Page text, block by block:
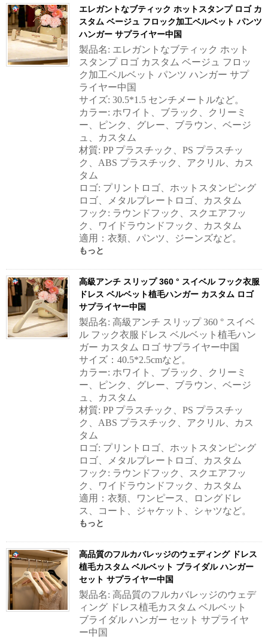
エレガントなブティック ホットスタンプ ロゴ カ
スタム ベージュ フロック加工ベルベット パンツ
ハンガー サプライヤー中国
製品名: エレガントなブティック ホット
スタンプ ロゴ カスタム ベージュ フロッ
ク加工ベルベット パンツ ハンガー サプ
ライヤー中国
サイズ: 30.5*1.5 センチメートルなど。
カラー: ホワイト、ブラック、クリーミ
ー、ピンク、グレー、ブラウン、ベージ
ュ、カスタム
材質: PP プラスチック、PS プラスチッ
ク、ABS プラスチック、アクリル、カス
タム
ロゴ: プリントロゴ、ホットスタンピング
ロゴ、メタルプレートロゴ、カスタム
フック: ラウンドフック、スクエアフッ
ク、ワイドラウンドフック、カスタム
適用：衣類、パンツ、ジーンズなど。
もっと
高級アンチ スリップ 360 ° スイベル フック衣服
ドレス ベルベット植毛ハンガー カスタム ロゴ
サプライヤー中国
製品名: 高級アンチ スリップ 360 ° スイベ
ル フック衣服ドレス ベルベット植毛ハン
ガー カスタム ロゴ サプライヤー中国
サイズ：40.5*2.5cmなど。
カラー: ホワイト、ブラック、クリーミ
ー、ピンク、グレー、ブラウン、ベージ
ュ、カスタム
材質: PP プラスチック、PS プラスチッ
ク、ABS プラスチック、アクリル、カス
タム
ロゴ: プリントロゴ、ホットスタンピング
ロゴ、メタルプレートロゴ、カスタム
フック: ラウンドフック、スクエアフッ
ク、ワイドラウンドフック、カスタム
適用：衣類、ワンピース、ロングドレ
ス、コート、ジャケット、シャツなど。
もっと
高品質のフルカバレッジのウェディング ドレス
植毛カスタム ベルベット ブライダル ハンガー
セット サプライヤー中国
製品名: 高品質のフルカバレッジのウェデ
ィング ドレス植毛カスタム ベルベット
ブライダル ハンガー セット サプライヤ
ー中国